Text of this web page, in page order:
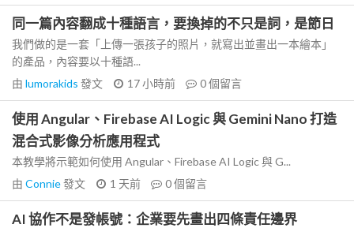
同一篇內容翻成十種語言，要換掉的不只是詞，是節日
我們做的是一套「上傳一張孩子的照片，就寫出並畫出一本繪本」
的產品，內容要以十種語...
由 lumorakids 發文 17 小時前 0個留言
使用 Angular、Firebase AI Logic 與 Gemini Nano 打造
混合式影像分析應用程式
本教學將示範如何使用 Angular、Firebase AI Logic 與 G...
由 Connie發文 1 天前 0個留言
AI 協作不是發帳號：企業要先畫出四條責任邊界